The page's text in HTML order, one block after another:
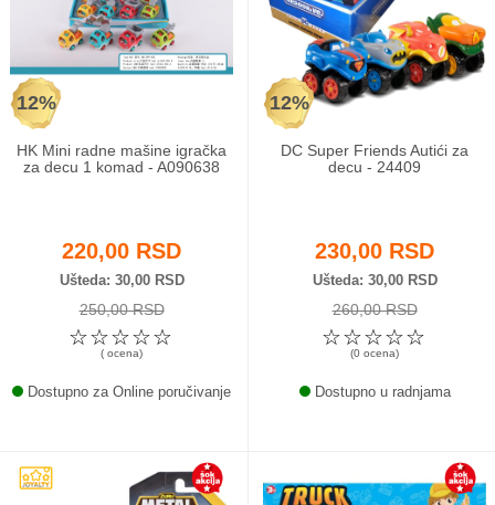
12%
HK Mini radne mašine igračka
za decu 1 komad - A090638
220,00 RSD
Ušteda 30,00 RSD
250,00 RSD
☆
☆
☆
☆
☆
( ocena)
Dostupno za Online poručivanje
12%
DC Super Friends Autići za
decu - 24409
230,00 RSD
Ušteda 30,00 RSD
260,00 RSD
☆
☆
☆
☆
☆
(0 ocena)
Dostupno u radnjama